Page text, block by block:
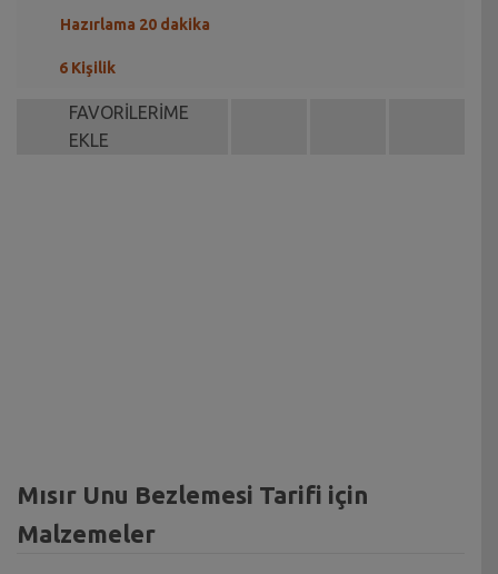
Hazırlama 20 dakika
6 Kişilik
FAVORİLERİME
EKLE
Mısır Unu Bezlemesi Tarifi için
Malzemeler